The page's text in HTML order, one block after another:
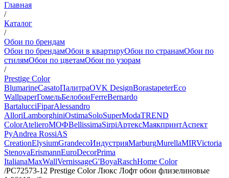
Главная
/
Каталог
/
Обои по брендам
Обои по брендамОбои в квартируОбои по странамОбои по
стилямОбои по цветамОбои по узорам
/
Prestige Color
BlumarineCasatoПалитраOVK DesignBorastapeterEco
WallpaperГомельБелобоиFerreBernardo
BartalucciFiparAlessandro
AlloriLamborghiniOstimaSoloSuperModaTREND
ColorAtelieroМОФBellissimaSirpiАртексМаякпринтАспект
РуAndrea RossiAS
CreationElysiumGrandecoИндустрияMarburgMurellaMIRVictoria
StenovaErismannEuroDecorPrima
ItalianaMaxWallVernissageG'BoyaRaschHome Color
/PC72573-12 Prestige Color Люкс Лофт обои флизелиновые